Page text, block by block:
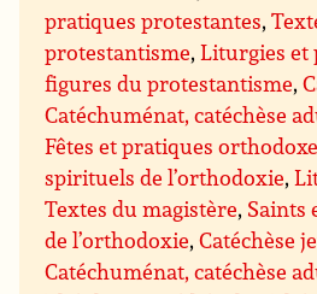
pratiques protestantes,
protestantisme,Liturgies et
figures du protestantisme,
Catéchuménat, catéchèse
Fêtes et pratiques
spirituels de l’orthodoxie,
Textes du magistère, Saints
de l’orthodoxie,Catéchèse
Catéchuménat, catéchèse